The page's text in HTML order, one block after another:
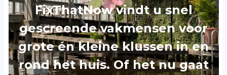
FixThatNow vindt u snel
gescreende vakmensen voor
grote én kleine klussen in en
rond het huis. Of het nu gaat